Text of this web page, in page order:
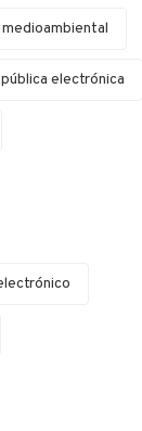
electrónica